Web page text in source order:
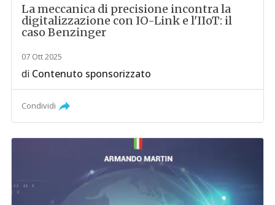
La meccanica di precisione incontra la
digitalizzazione con IO-Link e l'IIoT: il
caso Benzinger
07 Ott 2025
di Contenuto sponsorizzato
Condividi